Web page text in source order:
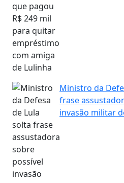
Ministro da
frase
invasão militar